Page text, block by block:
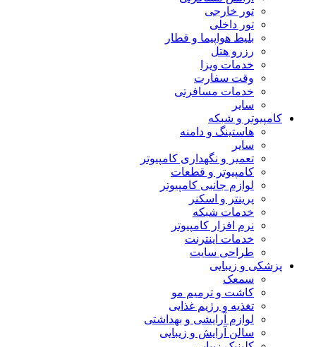
تور خارجی
تور داخلی
بلیط هواپیما و قطار
رزرو هتل
خدمات ویزا
وقت سفارت
خدمات مسافرتی
سایر
کامپیوتر و شبکه
هاستینگ و دامنه
سایر
تعمیر و نگهداری کامپیوتر
کامپیوتر و قطعات
لوازم جانبی کامپیوتر
پرینتر و اسکنر
خدمات شبکه
نرم افزار کامپیوتر
خدمات اینترنت
طراحی سایت
پزشکی و زیبایی
سمعک
کاشت و ترمیم مو
تغذیه و رژیم غذایی
لوازم آرایشی و بهداشتی
سالن آرایش و زیبایی